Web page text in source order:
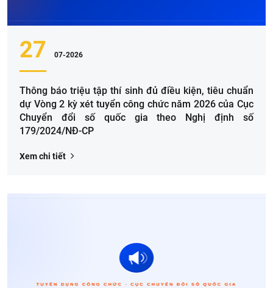
27 07-2026
Thông báo triệu tập thí sinh đủ điều kiện, tiêu chuẩn
dự Vòng 2 kỳ xét tuyển công chức năm 2026 của Cục
Chuyển đổi số quốc gia theo Nghị định số
179/2024/NĐ-CP
Xem chi tiết